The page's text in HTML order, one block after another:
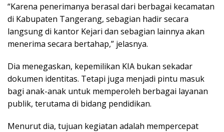
“Karena penerimanya berasal dari berbagai kecamatan
di Kabupaten Tangerang, sebagian hadir secara
langsung di kantor Kejari dan sebagian lainnya akan
menerima secara bertahap,” jelasnya.
Dia menegaskan, kepemilikan KIA bukan sekadar
dokumen identitas. Tetapi juga menjadi pintu masuk
bagi anak-anak untuk memperoleh berbagai layanan
publik, terutama di bidang pendidikan.
Menurut dia, tujuan kegiatan adalah mempercepat